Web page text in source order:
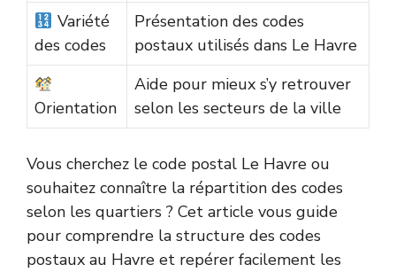
Variété
des codes
Présentation des codes
postaux utilisés dans Le Havre
Orientation
Aide pour mieux s’y retrouver
selon les secteurs de la ville
Vous cherchez le code postal Le Havre ou
souhaitez connaître la répartition des codes
selon les quartiers ? Cet article vous guide
pour comprendre la structure des codes
postaux au Havre et repérer facilement les